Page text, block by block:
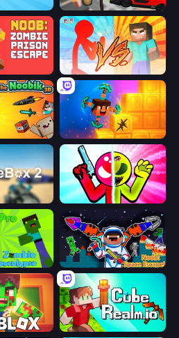
Cars vs Skibidi Toilet
Red Stickman vs Monster School
3D Merge & Dig!
Stickman Zombie vs Stickman Hero
Noob vs Pro: Zombie Apocalypse Noob: Space Escape!
CubeRealm.io